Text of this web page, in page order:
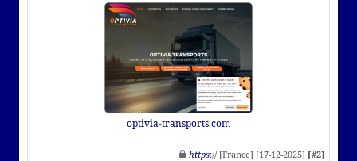
optivia-transports.com
https:// [France] [17-12-2025] [#2]